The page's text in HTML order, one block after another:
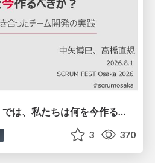
AIは実装を速くする。では、私たちは何を今作るべきか？－立場を越えてリリースに向き合ったチーム開発の実践 / 20260801 Hiromi Nakaya and Naoki Takahashi
3 370